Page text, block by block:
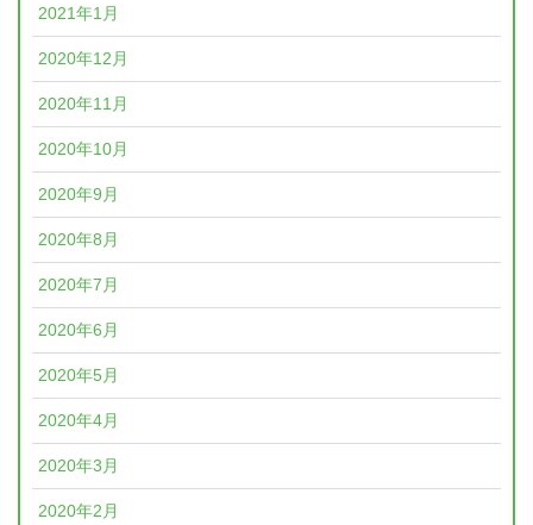
2021年1月
2020年12月
2020年11月
2020年10月
2020年9月
2020年8月
2020年7月
2020年6月
2020年5月
2020年4月
2020年3月
2020年2月